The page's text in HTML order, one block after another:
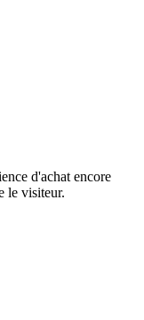
d'achat encore
le visiteur.